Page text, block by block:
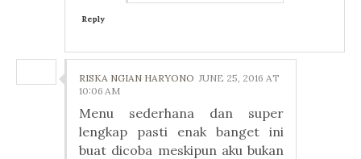
Reply
RISKA NGIAN HARYONO JUNE 25, 2016 AT
10:06 AM
Menu sederhana dan super
lengkap pasti enak banget ini
buat dicoba meskipun aku bukan